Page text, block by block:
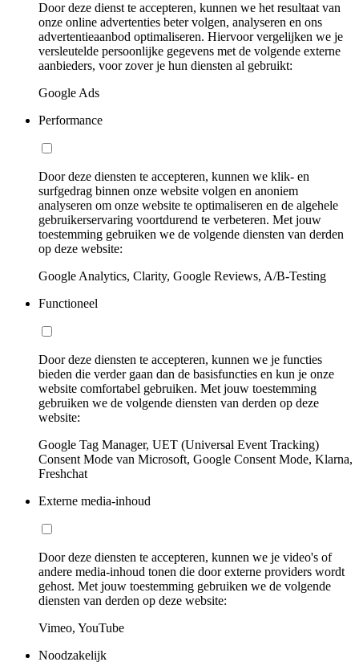
Door deze dienst te accepteren, kunnen we het resultaat van
onze online advertenties beter volgen, analyseren en ons
advertentieaanbod optimaliseren. Hiervoor vergelijken we je
versleutelde persoonlijke gegevens met de volgende externe
aanbieders, voor zover je hun diensten al gebruikt:
Google Ads
Performance
Door deze diensten te accepteren, kunnen we klik- en
surfgedrag binnen onze website volgen en anoniem
analyseren om onze website te optimaliseren en de algehele
gebruikerservaring voortdurend te verbeteren. Met jouw
toestemming gebruiken we de volgende diensten van derden
op deze website:
Google Analytics, Clarity, Google Reviews, A/B-Testing
Functioneel
Door deze diensten te accepteren, kunnen we je functies
bieden die verder gaan dan de basisfuncties en kun je onze
website comfortabel gebruiken. Met jouw toestemming
gebruiken we de volgende diensten van derden op deze
website:
Google Tag Manager, UET (Universal Event Tracking)
Consent Mode van Microsoft, Google Consent Mode, Klarna,
Freshchat
Externe media-inhoud
Door deze diensten te accepteren, kunnen we je video's of
andere media-inhoud tonen die door externe providers wordt
gehost. Met jouw toestemming gebruiken we de volgende
diensten van derden op deze website:
Vimeo, YouTube
Noodzakelijk